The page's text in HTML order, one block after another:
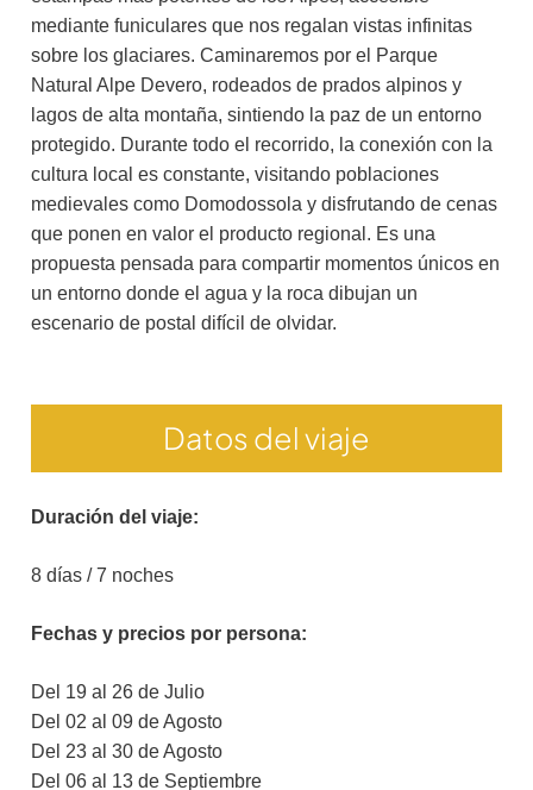
mediante funiculares que nos regalan vistas infinitas
sobre los glaciares. Caminaremos por el Parque
Natural Alpe Devero, rodeados de prados alpinos y
lagos de alta montaña, sintiendo la paz de un entorno
protegido. Durante todo el recorrido, la conexión con la
cultura local es constante, visitando poblaciones
medievales como Domodossola y disfrutando de cenas
que ponen en valor el producto regional. Es una
propuesta pensada para compartir momentos únicos en
un entorno donde el agua y la roca dibujan un
escenario de postal difícil de olvidar.
Datos del viaje
Duración del viaje:
8 días / 7 noches
Fechas y precios por persona:
Del 19 al 26 de Julio
Del 02 al 09 de Agosto
Del 23 al 30 de Agosto
Del 06 al 13 de Septiembre